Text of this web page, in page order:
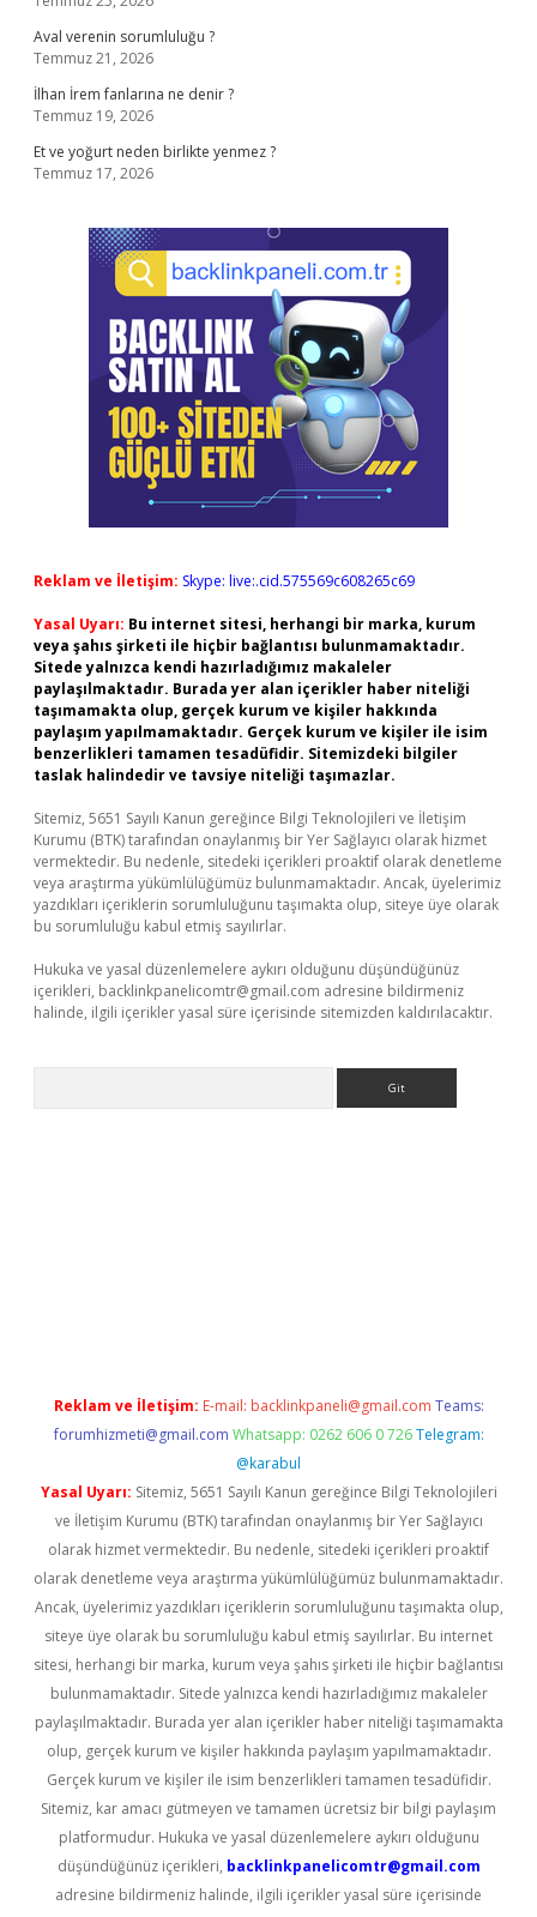
Aval verenin sorumluluğu ?
Temmuz 21, 2026
İlhan İrem fanlarına ne denir ?
Temmuz 19, 2026
Et ve yoğurt neden birlikte yenmez ?
Temmuz 17, 2026
Reklam ve İletişim: Skype: live:.cid.575569c608265c69
Yasal Uyarı: Bu internet sitesi, herhangi bir marka, kurum
veya şahıs şirketi ile hiçbir bağlantısı bulunmamaktadır.
Sitede yalnızca kendi hazırladığımız makaleler
paylaşılmaktadır. Burada yer alan içerikler haber niteliği
taşımamakta olup, gerçek kurum ve kişiler hakkında
paylaşım yapılmamaktadır. Gerçek kurum ve kişiler ile isim
benzerlikleri tamamen tesadüfidir. Sitemizdeki bilgiler
taslak halindedir ve tavsiye niteliği taşımazlar.
Sitemiz, 5651 Sayılı Kanun gereğince Bilgi Teknolojileri ve İletişim
Kurumu (BTK) tarafından onaylanmış bir Yer Sağlayıcı olarak hizmet
vermektedir. Bu nedenle, sitedeki içerikleri proaktif olarak denetleme
veya araştırma yükümlülüğümüz bulunmamaktadır. Ancak, üyelerimiz
yazdıkları içeriklerin sorumluluğunu taşımakta olup, siteye üye olarak
bu sorumluluğu kabul etmiş sayılırlar.
Hukuka ve yasal düzenlemelere aykırı olduğunu düşündüğünüz
içerikleri, backlinkpanelicomtr@gmail.com adresine bildirmeniz
halinde, ilgili içerikler yasal süre içerisinde sitemizden kaldırılacaktır.
Reklam ve İletişim: E-mail: backlinkpaneli@gmail.com Teams:
forumhizmeti@gmail.com Whatsapp: 0262 606 0 726 Telegram:
@karabul
Yasal Uyarı: Sitemiz, 5651 Sayılı Kanun gereğince Bilgi Teknolojileri
ve İletişim Kurumu (BTK) tarafından onaylanmış bir Yer Sağlayıcı
olarak hizmet vermektedir. Bu nedenle, sitedeki içerikleri proaktif
olarak denetleme veya araştırma yükümlülüğümüz bulunmamaktadır.
Ancak, üyelerimiz yazdıkları içeriklerin sorumluluğunu taşımakta olup,
siteye üye olarak bu sorumluluğu kabul etmiş sayılırlar. Bu internet
sitesi, herhangi bir marka, kurum veya şahıs şirketi ile hiçbir bağlantısı
bulunmamaktadır. Sitede yalnızca kendi hazırladığımız makaleler
paylaşılmaktadır. Burada yer alan içerikler haber niteliği taşımamakta
olup, gerçek kurum ve kişiler hakkında paylaşım yapılmamaktadır.
Gerçek kurum ve kişiler ile isim benzerlikleri tamamen tesadüfidir.
Sitemiz, kar amacı gütmeyen ve tamamen ücretsiz bir bilgi paylaşım
platformudur. Hukuka ve yasal düzenlemelere aykırı olduğunu
düşündüğünüz içerikleri, backlinkpanelicomtr@gmail.com
adresine bildirmeniz halinde, ilgili içerikler yasal süre içerisinde